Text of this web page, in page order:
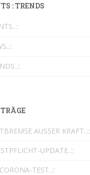
Werdin
Orth
: TRENDS
AUSSER KRAFT..::
UPDATE..::
TEST..::